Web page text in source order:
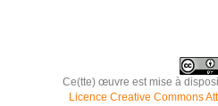
Ce(tte) œuvre est mise à
Licence Creative Commons